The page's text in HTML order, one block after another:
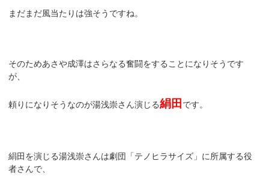
まだまだ風当たりは強そうですね。
そのためあさや成澤はさらなる奮闘をすることになりそうです
が、
頼りになりそうなのが湯浅崇さん演じる絹田 です。
絹田を演じる湯浅崇さんは劇団「テノヒラサイズ」に所属する役
者さんで、